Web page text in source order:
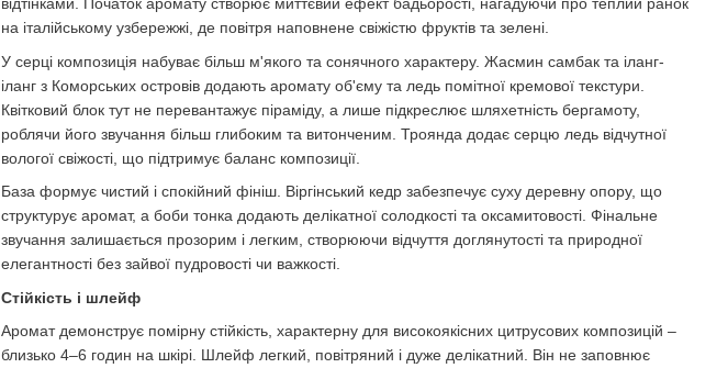
відтінками. Початок аромату створює миттєвий ефект бадьорості, нагадуючи про теплий ранок
на італійському узбережжі, де повітря наповнене свіжістю фруктів та зелені.
У серці композиція набуває більш м'якого та сонячного характеру. Жасмин самбак та іланг-
іланг з Коморських островів додають аромату об'єму та ледь помітної кремової текстури.
Квітковий блок тут не перевантажує піраміду, а лише підкреслює шляхетність бергамоту,
роблячи його звучання більш глибоким та витонченим. Троянда додає серцю ледь відчутної
вологої свіжості, що підтримує баланс композиції.
База формує чистий і спокійний фініш. Віргінський кедр забезпечує суху деревну опору, що
структурує аромат, а боби тонка додають делікатної солодкості та оксамитовості. Фінальне
звучання залишається прозорим і легким, створюючи відчуття доглянутості та природної
елегантності без зайвої пудровості чи важкості.
Стійкість і шлейф
Аромат демонструє помірну стійкість, характерну для високоякісних цитрусових композицій –
близько 4–6 годин на шкірі. Шлейф легкий, повітряний і дуже делікатний. Він не заповнює